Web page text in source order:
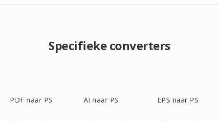
Specifieke converters
PDF naar PS AI naar PS EPS naar PS